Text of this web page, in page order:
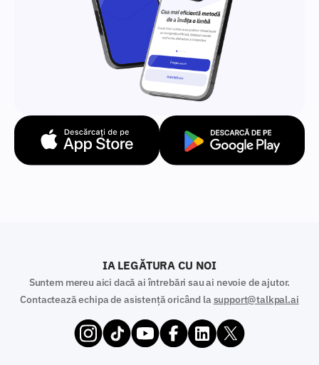
IA LEGĂTURA CU NOI
Suntem mereu aici dacă ai întrebări sau ai nevoie de ajutor.
Contactează echipa de asistență oricând lasupport@talkpal.ai